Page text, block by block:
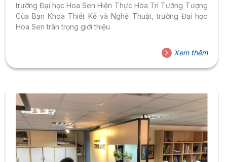
trường Đại học Hoa Sen Hiện Thực Hóa Trí Tưởng Tượng
Của Bạn Khoa Thiết Kế và Nghệ Thuật, trường Đại học
Hoa Sen trân trọng giới thiệu
Xem thêm